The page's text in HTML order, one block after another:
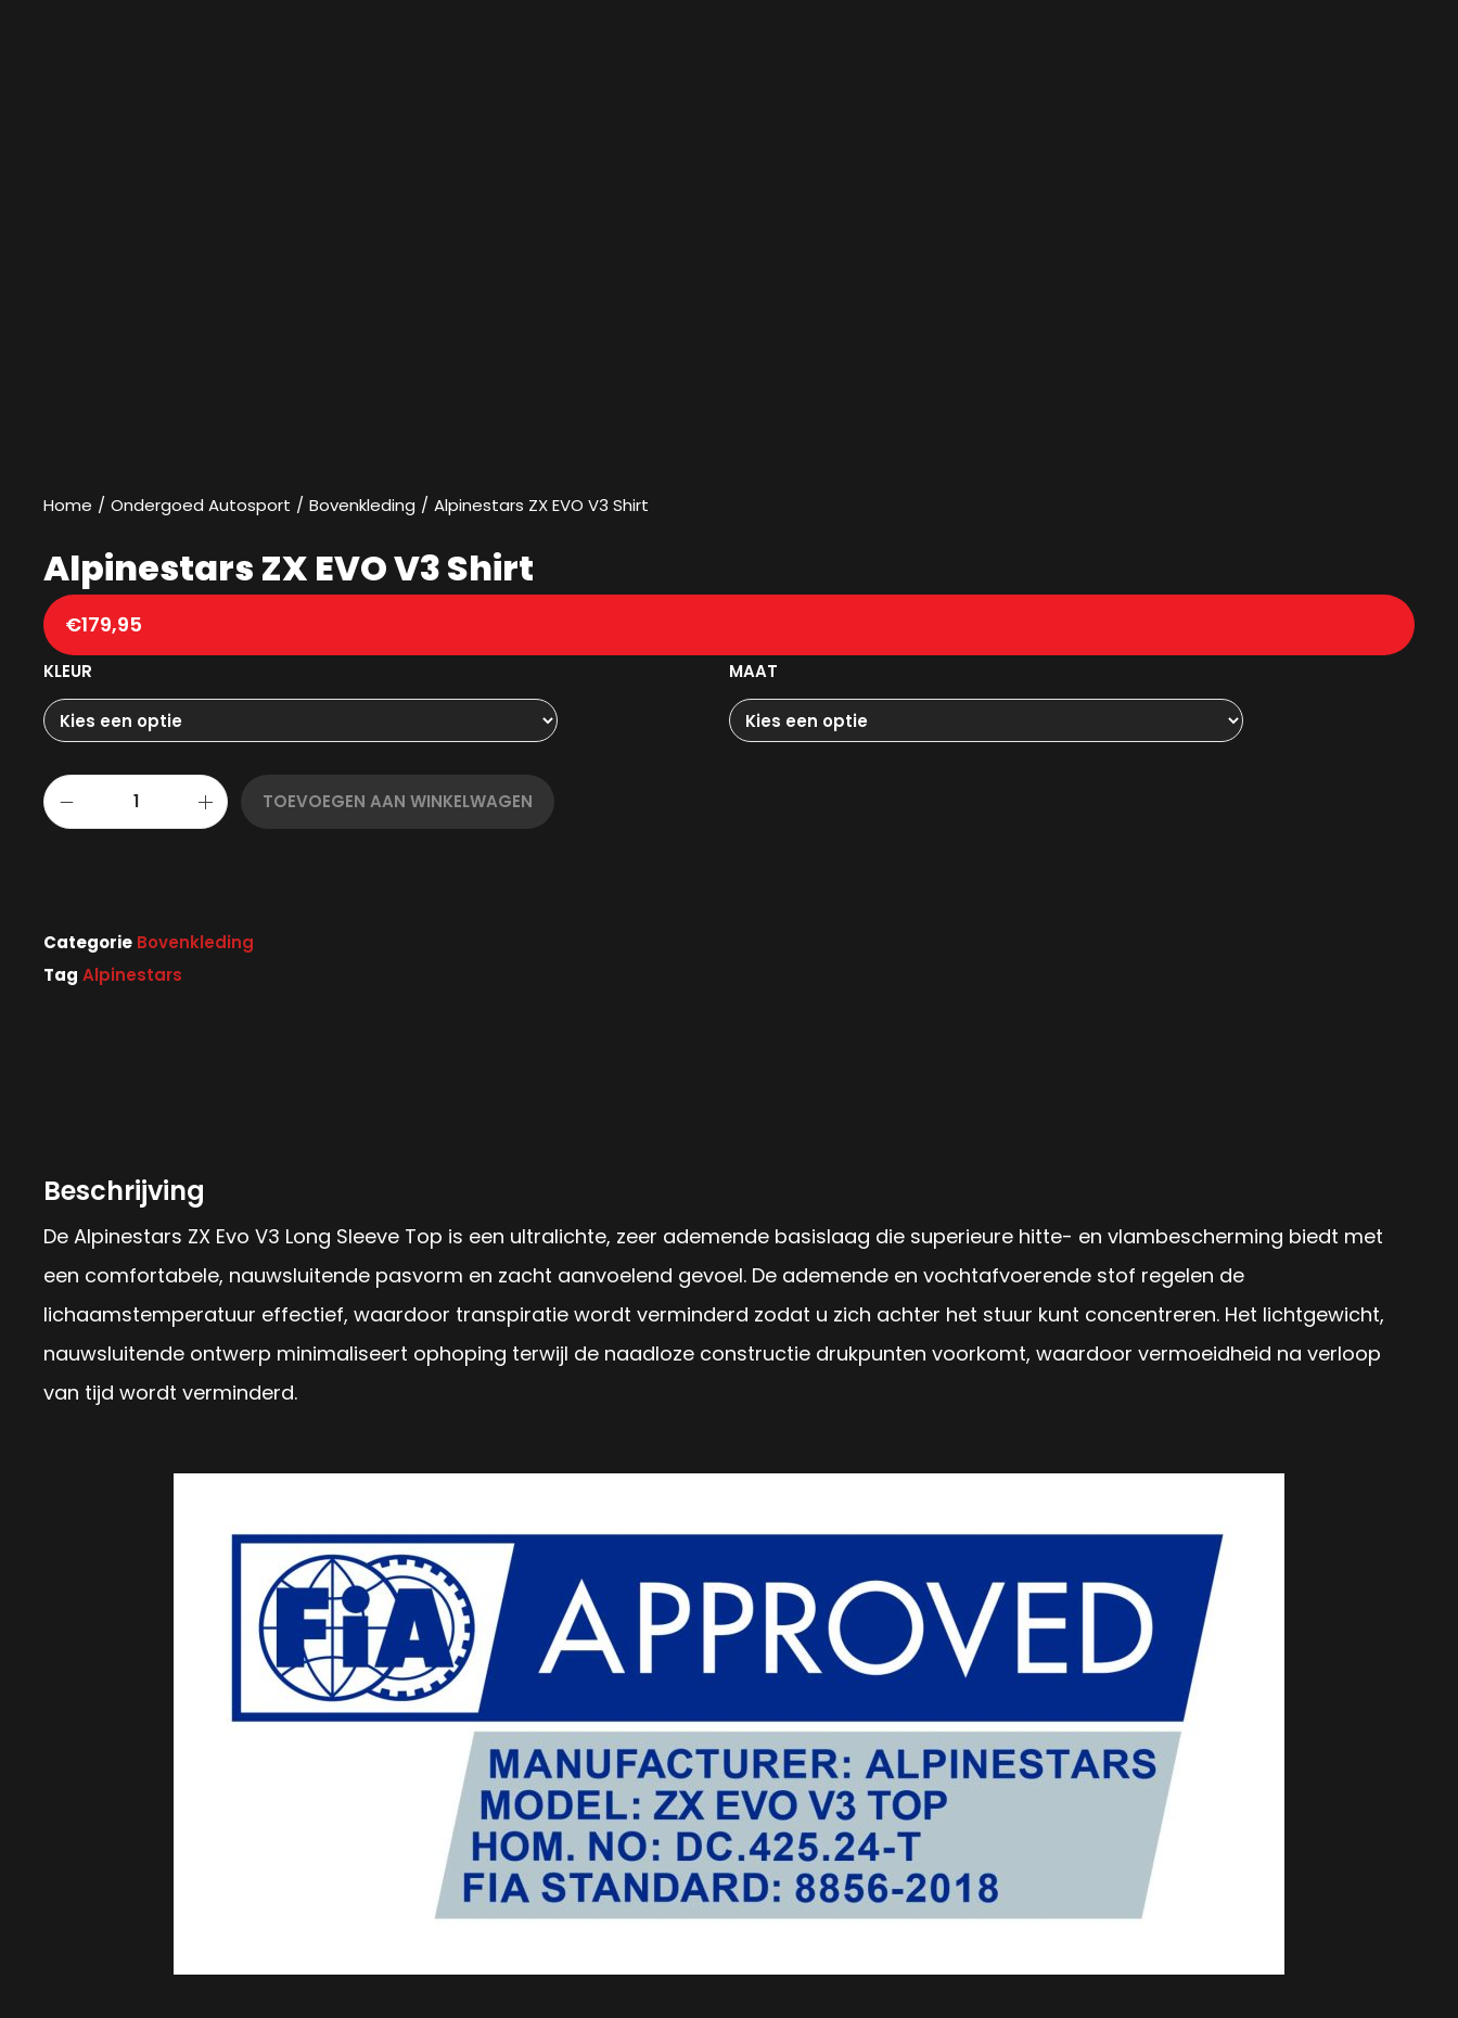
Home / Ondergoed Autosport / Bovenkleding / Alpinestars ZX EVO V3 Shirt
Alpinestars ZX EVO V3 Shirt
€179,95
KLEUR MAAT
TOEVOEGEN AAN WINKELWAGEN
Categorie Bovenkleding
Tag Alpinestars
Beschrijving
De Alpinestars ZX Evo V3 Long Sleeve Top is een ultralichte, zeer ademende basislaag die superieure hitte- en vlambescherming biedt met
een comfortabele, nauwsluitende pasvorm en zacht aanvoelend gevoel. De ademende en vochtafvoerende stof regelen de
lichaamstemperatuur effectief, waardoor transpiratie wordt verminderd zodat u zich achter het stuur kunt concentreren. Het lichtgewicht,
nauwsluitende ontwerp minimaliseert ophoping terwijl de naadloze constructie drukpunten voorkomt, waardoor vermoeidheid na verloop
van tijd wordt verminderd.